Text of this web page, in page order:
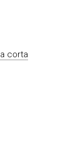
corta